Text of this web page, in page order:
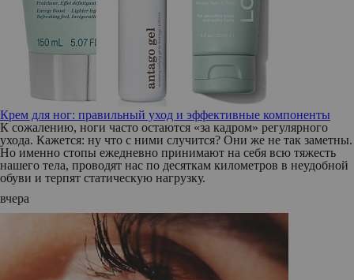
Крем для ног: правильный уход и эффективные компоненты
К сожалению, ноги часто остаются «за кадром» регулярного
ухода. Кажется: ну что с ними случится? Они же не так заметны.
Но именно стопы ежедневно принимают на себя всю тяжесть
нашего тела, проводят нас по десяткам километров в неудобной
обуви и терпят статическую нагрузку.
вчера